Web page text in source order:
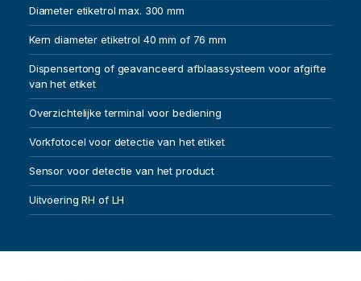
Diameter etiketrol max. 300 mm
Kern diameter etiketrol 40 mm of 76 mm
Dispensertong of geavanceerd afblaassysteem voor afgifte
van het etiket
Overzichtelijke terminal voor bediening
Vorkfotocel voor detectie van het etiket
Sensor voor detectie van het product
Uitvoering RH of LH